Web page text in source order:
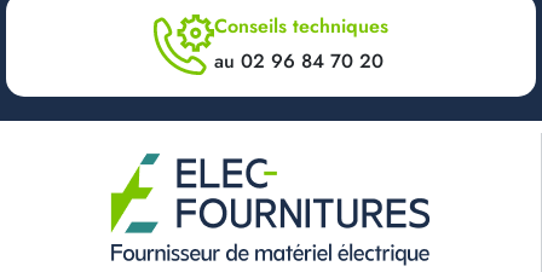
Conseils techniques
au 02 96 84 70 20